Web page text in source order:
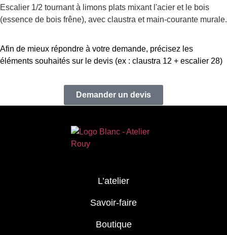
Escalier 1/2 tournant à limons plats mixant l'acier et le bois
(essence de bois frêne), avec claustra et main-courante murale.
Afin de mieux répondre à votre demande, précisez les
éléments souhaités sur le devis (ex : claustra 12 + escalier 28)
Demander un devis
L’atelier
Savoir-faire
Boutique